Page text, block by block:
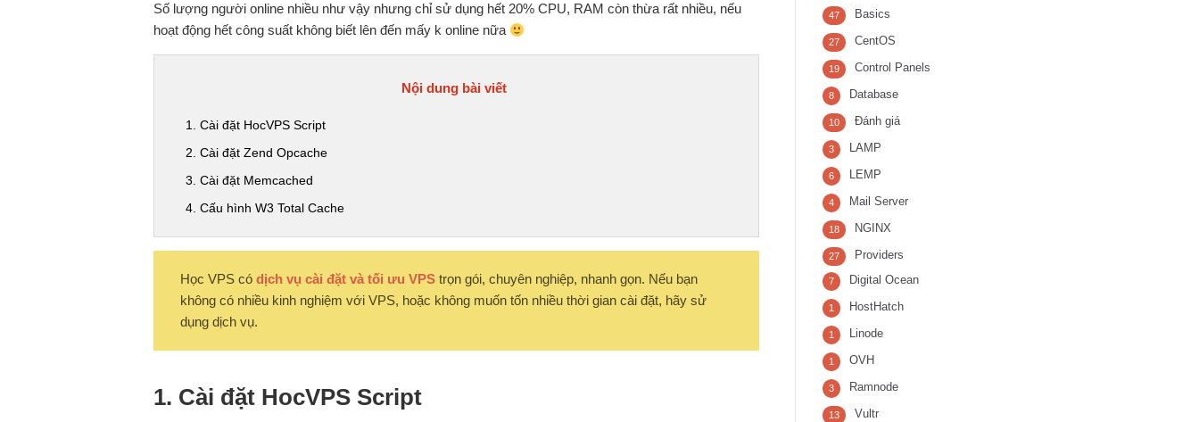
Số lượng người online nhiều như vậy nhưng chỉ sử dụng hết 20% CPU, RAM còn thừa rất nhiều, nếu
hoạt động hết công suất không biết lên đến mấy k online nữa
Nội dung bài viết
1. Cài đặt HocVPS Script
2. Cài đặt Zend Opcache
3. Cài đặt Memcached
4. Cấu hình W3 Total Cache
Học VPS có dịch vụ cài đặt và tối ưu VPS trọn gói, chuyên nghiệp, nhanh gọn. Nếu bạn
không có nhiều kinh nghiệm với VPS, hoặc không muốn tốn nhiều thời gian cài đặt, hãy sử
dụng dịch vụ.
1. Cài đặt HocVPS Script
Basics
47
CentOS
27
Control Panels
19
Database
8
Đánh giá
10
LAMP
3
LEMP
6
Mail Server
4
NGINX
18
Providers
27
Digital Ocean
7
HostHatch
1
Linode
1
OVH
1
Ramnode
3
Vultr
13